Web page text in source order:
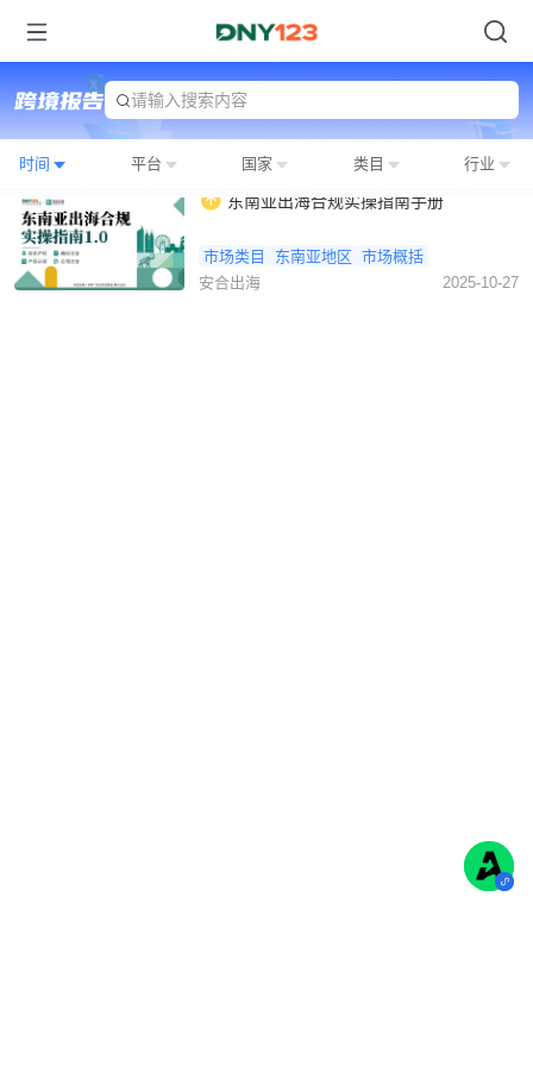
请输入搜索内容
时间 平台 国家 类目 行业
东南亚出海合规实操指南手册
市场类目 东南亚地区 市场概括
安合出海
2025-10-27